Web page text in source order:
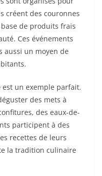
créent des couronnes
de produits frais
Ces événements
aussi un moyen de
est un exemple parfait.
des mets à
des eaux-de-
participent à des
recettes de leurs
la tradition culinaire